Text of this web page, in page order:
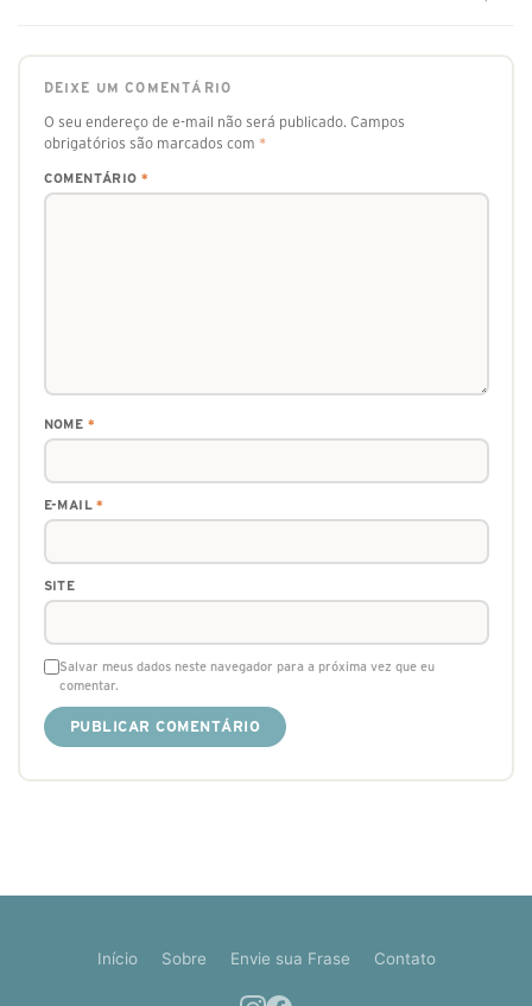
DEIXE UM COMENTÁRIO
O seu endereço de e-mail não será publicado. Campos
obrigatórios são marcados com *
COMENTÁRIO *
NOME *
E-MAIL*
SITE
Salvar meus dados neste navegador para a próxima vez que eu
comentar.
Início Sobre Envie sua Frase Contato